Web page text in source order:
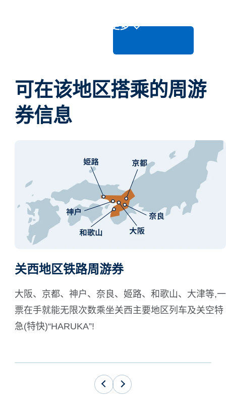
了解更多
可在该地区搭乘的周游
券信息
关西地区铁路周游券
大阪、京都、神户、奈良、姬路、和歌山、大津等,一
票在手就能无限次数乘坐关西主要地区列车及关空特
急(特快)“HARUKA”!